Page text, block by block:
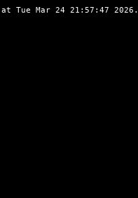
at Tue Mar 24 21:57:47